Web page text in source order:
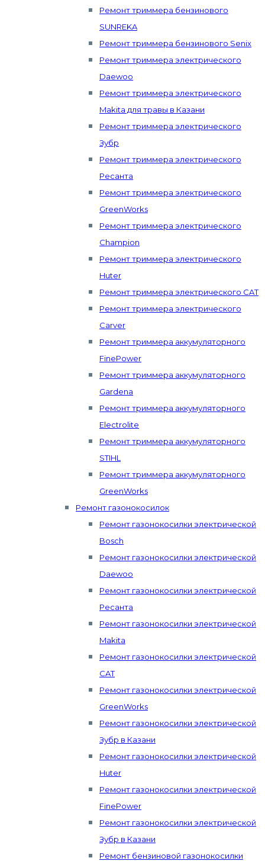
Ремонт триммера бензинового
SUNREKA
Ремонт триммера бензинового Senix
Ремонт триммера электрического
Daewoo
Ремонт триммера электрического
Makita для травы в Казани
Ремонт триммера электрического
Зубр
Ремонт триммера электрического
Ресанта
Ремонт триммера электрического
GreenWorks
Ремонт триммера электрического
Champion
Ремонт триммера электрического
Huter
Ремонт триммера электрического CAT
Ремонт триммера электрического
Carver
Ремонт триммера аккумуляторного
FinePower
Ремонт триммера аккумуляторного
Gardena
Ремонт триммера аккумуляторного
Electrolite
Ремонт триммера аккумуляторного
STIHL
Ремонт триммера аккумуляторного
GreenWorks
Ремонт газонокосилок
Ремонт газонокосилки электрической
Bosch
Ремонт газонокосилки электрической
Daewoo
Ремонт газонокосилки электрической
Ресанта
Ремонт газонокосилки электрической
Makita
Ремонт газонокосилки электрической
CAT
Ремонт газонокосилки электрической
GreenWorks
Ремонт газонокосилки электрической
Зубр в Казани
Ремонт газонокосилки электрической
Huter
Ремонт газонокосилки электрической
FinePower
Ремонт газонокосилки электрической
Зубр в Казани
Ремонт бензиновой газонокосилки